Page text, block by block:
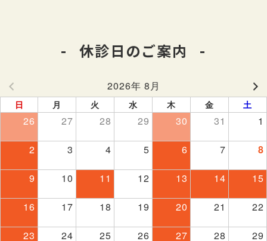
休診日のご案内
2026年 8月
日 月 火 水 木 金 土
26 27 28 29 30 31 1
2 3 4 5 6 7 8
9 10 11 12 13 14 15
16 17 18 19 20 21 22
23 24 25 26 27 28 29